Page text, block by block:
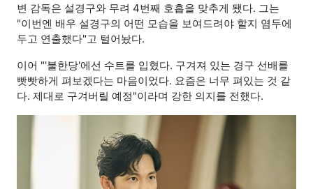
변 감독은 설경구와 무려 4번째 호흡을 맞추게 됐다. 그는
"이번엔 배우 설경구의 어떤 모습을 보여드려야 할지 염두에
두고 연출했다"고 털어놨다.
이어 "'불한당'에선 수트를 입혔다. 구겨져 있는 경구 선배를
빳빳하게 펴보겠다는 마음이었다. 요즘은 너무 펴있는 것 같
다. 제대로 구겨버릴 예정"이라며 강한 의지를 전했다.